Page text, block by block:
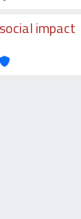
social impact